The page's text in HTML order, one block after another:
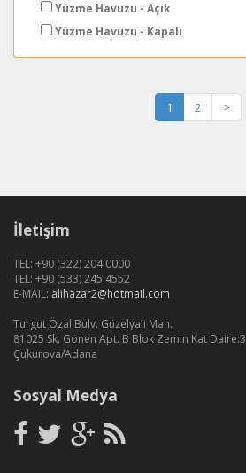
Yüzme Havuzu - Açık
Yüzme Havuzu - Kapalı
1 2 >
İletişim
TEL: +90 (322) 204 0000
TEL: +90 (533) 245 4552
E-MAIL: alihazar2@hotmail.com
Turgut Özal Bulv. Güzelyali Mah.
81025 Sk. Gönen Apt. B Blok Zemin Kat Daire:3
Çukurova/Adana
Sosyal Medya